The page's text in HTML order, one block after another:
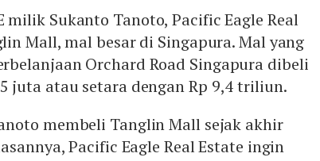
milik Sukanto Tanoto, Pacific Eagle Real
Mall, mal besar di Singapura. Mal yang
Orchard Road Singapura dibeli
juta atau setara dengan Rp 9,4 triliun.
membeli Tanglin Mall sejak akhir
Pacific Eagle Real Estate ingin